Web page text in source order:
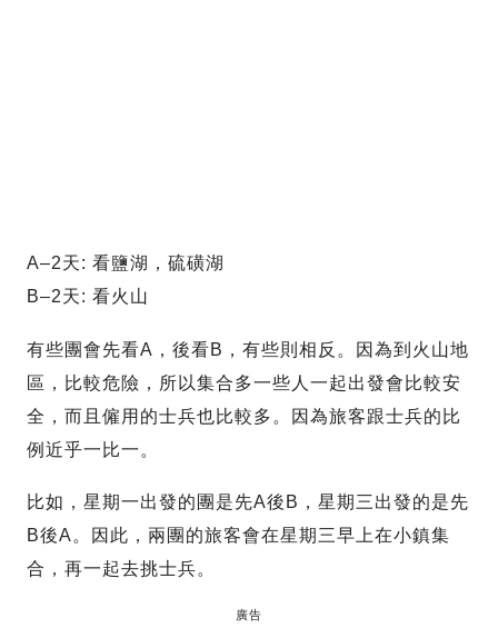
A–2天: 看鹽湖，硫磺湖
B–2天: 看火山
有些團會先看A，後看B，有些則相反。因為到火山地
區，比較危險，所以集合多一些人一起出發會比較安
全，而且僱用的士兵也比較多。因為旅客跟士兵的比
例近乎一比一。
比如，星期一出發的團是先A後B，星期三出發的是先
B後A。因此，兩團的旅客會在星期三早上在小鎮集
合，再一起去挑士兵。
廣告